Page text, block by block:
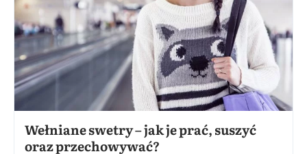
Wełniane swetry – jak je prać, suszyć
oraz przechowywać?